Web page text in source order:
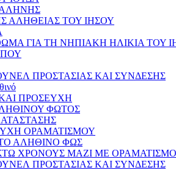
ΑΛΗΘΕΙΑΣ ΤΟΥ ΙΗΣΟΥ
ΓΙΑ ΤΗ ΝΗΠΙΑΚΗ ΗΛΙΚΙΑ ΤΟΥ
ΠΡΟΣΤΑΣΙΑΣ ΚΑΙ ΣΥΝΔΕΣΗΣ
ΠΡΟΣΕΥΧΗ
ΦΩΤΟΣ
ΟΡΑΜΑΤΙΣΜΟΥ
ΑΛΗΘΙΝΟ ΦΩΣ
ΧΡΟΝΟΥΣ ΜΑΖΙ ΜΕ ΟΡΑΜΑΤΙΣΜΟ
ΠΡΟΣΤΑΣΙΑΣ ΚΑΙ ΣΥΝΔΕΣΗΣ